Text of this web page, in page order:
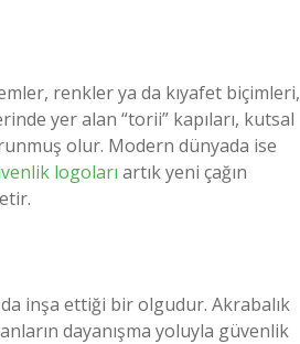
renkler ya da kıyafet biçimleri,
yer alan “torii” kapıları, kutsal
olur. Modern dünyada ise
logoları artık yeni çağın
inşa ettiği bir olgudur. Akrabalık
dayanışma yoluyla güvenlik